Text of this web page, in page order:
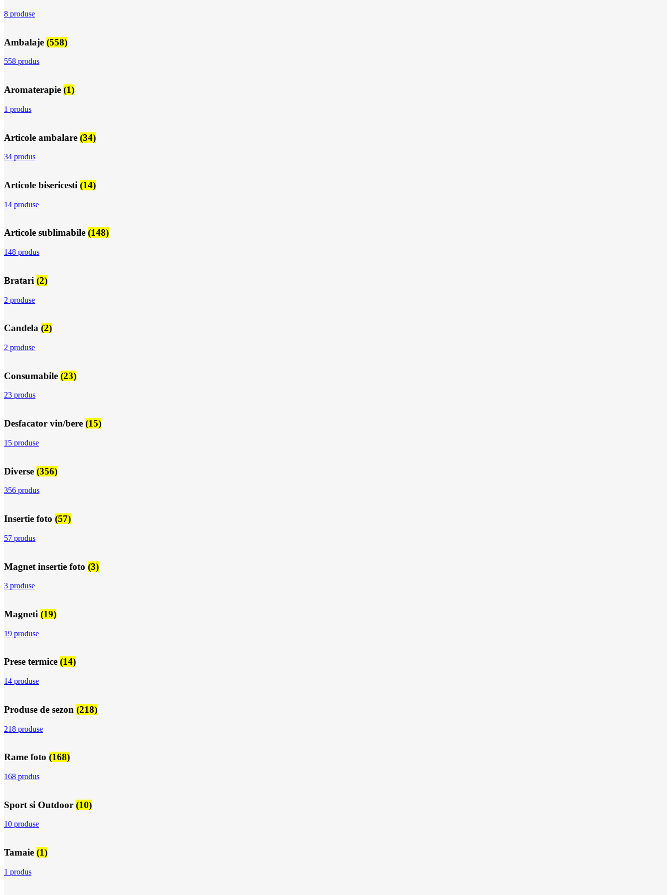
8 produse
Ambalaje (558)
558 produs
Aromaterapie (1)
1 produs
Articole ambalare (34)
34 produs
Articole bisericesti (14)
14 produse
Articole sublimabile (148)
148 produs
Bratari (2)
2 produse
Candela (2)
2 produse
Consumabile (23)
23 produs
Desfacator vin/bere (15)
15 produse
Diverse (356)
356 produs
Insertie foto (57)
57 produs
Magnet insertie foto (3)
3 produse
Magneti (19)
19 produse
Prese termice (14)
14 produse
Produse de sezon (218)
218 produse
Rame foto (168)
168 produs
Sport si Outdoor (10)
10 produse
Tamaie (1)
1 produs